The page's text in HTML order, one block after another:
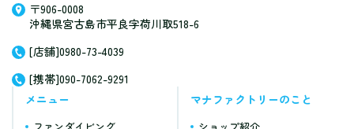
〒906-0008
沖縄県宮古島市平良字荷川取518-6
[店舗]0980-73-4039
[携帯]090-7062-9291
メニュー
マナファクトリーのこと